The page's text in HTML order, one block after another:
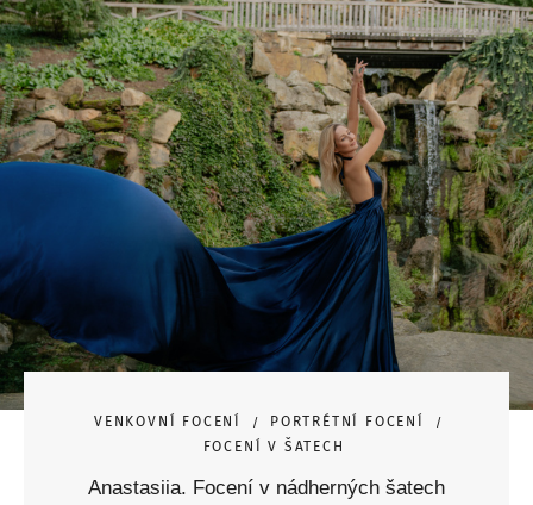
VENKOVNÍ FOCENÍ
PORTRÉTNÍ FOCENÍ
FOCENÍ V ŠATECH
Anastasiia. Focení v nádherných šatech